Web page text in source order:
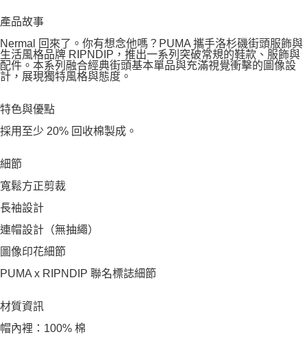
產品故事
Nermal 回來了。你有想念他嗎？PUMA 攜手洛杉磯街頭服飾與
生活風格品牌 RIPNDIP，推出一系列突破常規的鞋款、服飾與
配件。本系列融合經典街頭基本單品與充滿視覺衝擊的圖像設
計，展現獨特風格與態度。
特色與優點
採用至少 20% 回收棉製成。
細節
寬鬆方正剪裁
長袖設計
連帽設計（無抽繩）
圖像印花細節
PUMA x RIPNDIP 聯名標誌細節
材質資訊
帽內裡：100% 棉